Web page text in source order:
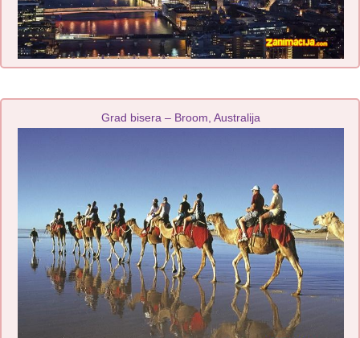
Grad bisera – Broom, Australija